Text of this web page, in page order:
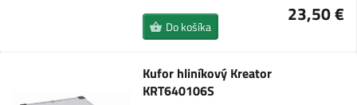
23,50 €
Do košíka
Kufor hliníkový Kreator
KRT640106S